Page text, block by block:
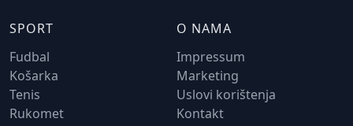
SPORT
Fudbal
Košarka
Tenis
Rukomet
O NAMA
Impressum
Marketing
Uslovi korištenja
Kontakt